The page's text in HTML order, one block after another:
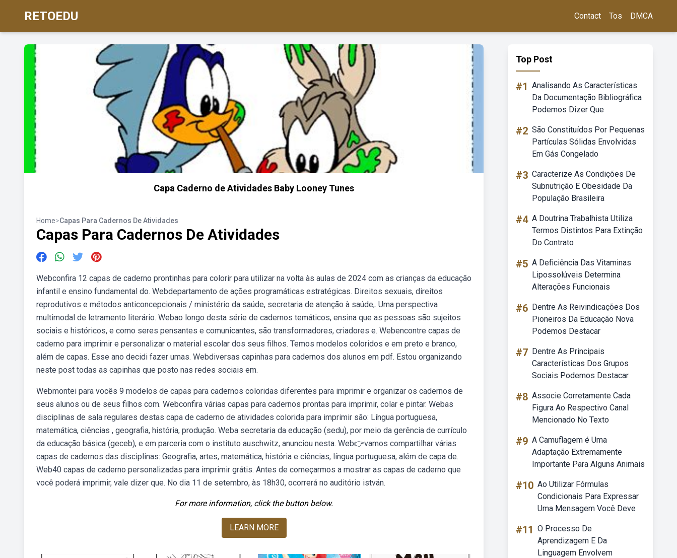
RETOEDU Contact Tos DMCA
Capa Caderno de Atividades Baby Looney Tunes
Home>Capas Para Cadernos De Atividades
Capas Para Cadernos De Atividades
Webconfira 12 capas de caderno prontinhas para colorir para utilizar na volta às aulas de 2024 com as crianças da educação
infantil e ensino fundamental do. Webdepartamento de ações programáticas estratégicas. Direitos sexuais, direitos
reprodutivos e métodos anticoncepcionais / ministério da saúde, secretaria de atenção à saúde,. Uma perspectiva
multimodal de letramento literário. Webao longo desta série de cadernos temáticos, ensina que as pessoas são sujeitos
sociais e históricos, e como seres pensantes e comunicantes, são transformadores, criadores e. Webencontre capas de
caderno para imprimir e personalizar o material escolar dos seus filhos. Temos modelos coloridos e em preto e branco,
além de capas. Esse ano decidi fazer umas. Webdiversas capinhas para cadernos dos alunos em pdf. Estou organizando
neste post todas as capinhas que posto nas redes sociais em.
Webmontei para vocês 9 modelos de capas para cadernos coloridas diferentes para imprimir e organizar os cadernos de
seus alunos ou de seus filhos com. Webconfira várias capas para cadernos prontas para imprimir, colar e pintar. Webas
disciplinas de sala regulares destas capa de caderno de atividades colorida para imprimir são: Língua portuguesa,
matemática, ciências , geografia, história, produção. Weba secretaria da educação (sedu), por meio da gerência de currículo
da educação básica (geceb), e em parceria com o instituto auschwitz, anunciou nesta. Web👉vamos compartilhar várias
capas de cadernos das disciplinas: Geografia, artes, matemática, história e ciências, língua portuguesa, além de capa de.
Web40 capas de caderno personalizadas para imprimir grátis. Antes de começarmos a mostrar as capas de caderno que
você poderá imprimir, vale dizer que. No dia 11 de setembro, às 18h30, ocorrerá no auditório istván.
For more information, click the button below.
LEARN MORE
Top Post
#1 Analisando As Características
Da Documentação Bibliográfica
Podemos Dizer Que
#2 São Constituídos Por Pequenas
Partículas Sólidas Envolvidas
Em Gás Congelado
#3 Caracterize As Condições De
Subnutrição E Obesidade Da
População Brasileira
#4 A Doutrina Trabalhista Utiliza
Termos Distintos Para Extinção
Do Contrato
#5 A Deficiência Das Vitaminas
Lipossolúveis Determina
Alterações Funcionais
#6 Dentre As Reivindicações Dos
Pioneiros Da Educação Nova
Podemos Destacar
#7 Dentre As Principais
Características Dos Grupos
Sociais Podemos Destacar
#8 Associe Corretamente Cada
Figura Ao Respectivo Canal
Mencionado No Texto
#9 A Camuflagem é Uma
Adaptação Extremamente
Importante Para Alguns Animais
#10 Ao Utilizar Fórmulas
Condicionais Para Expressar
Uma Mensagem Você Deve
#11 O Processo De
Aprendizagem E Da
Linguagem Envolvem